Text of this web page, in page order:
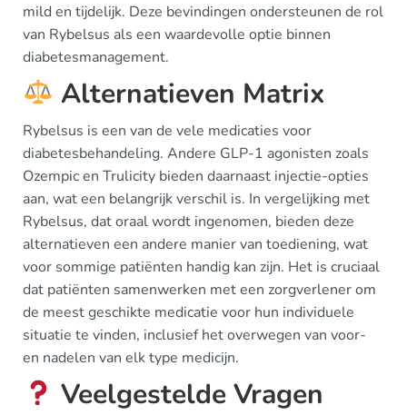
mild en tijdelijk. Deze bevindingen ondersteunen de rol
van Rybelsus als een waardevolle optie binnen
diabetesmanagement.
Alternatieven Matrix
Rybelsus is een van de vele medicaties voor
diabetesbehandeling. Andere GLP-1 agonisten zoals
Ozempic en Trulicity bieden daarnaast injectie-opties
aan, wat een belangrijk verschil is. In vergelijking met
Rybelsus, dat oraal wordt ingenomen, bieden deze
alternatieven een andere manier van toediening, wat
voor sommige patiënten handig kan zijn. Het is cruciaal
dat patiënten samenwerken met een zorgverlener om
de meest geschikte medicatie voor hun individuele
situatie te vinden, inclusief het overwegen van voor-
en nadelen van elk type medicijn.
Veelgestelde Vragen